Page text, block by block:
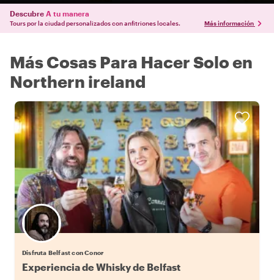
Descubre A tu manera
Tours por la ciudad personalizados con anfitriones locales. Más información
Más Cosas Para Hacer Solo en
Northern ireland
Disfruta Belfast con Conor
Experiencia de Whisky de Belfast